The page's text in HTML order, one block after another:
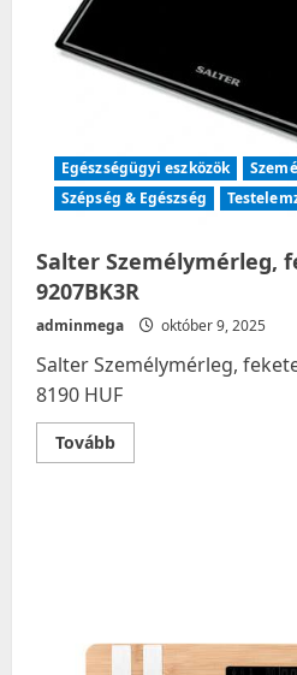
Egészségügyi eszközök
Szépség & Egészség
Salter Személymérleg,
9207BK3R
adminmega október 9, 2025
Salter Személymérleg,
8190 HUF
TovábbRead
more